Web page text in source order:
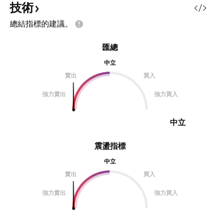
技術
總結指標的建議。
震盪指標
中立
賣出
買入
強力賣出 強力買入
匯總
中立
賣出
買入
強力賣出 強力買入
中立